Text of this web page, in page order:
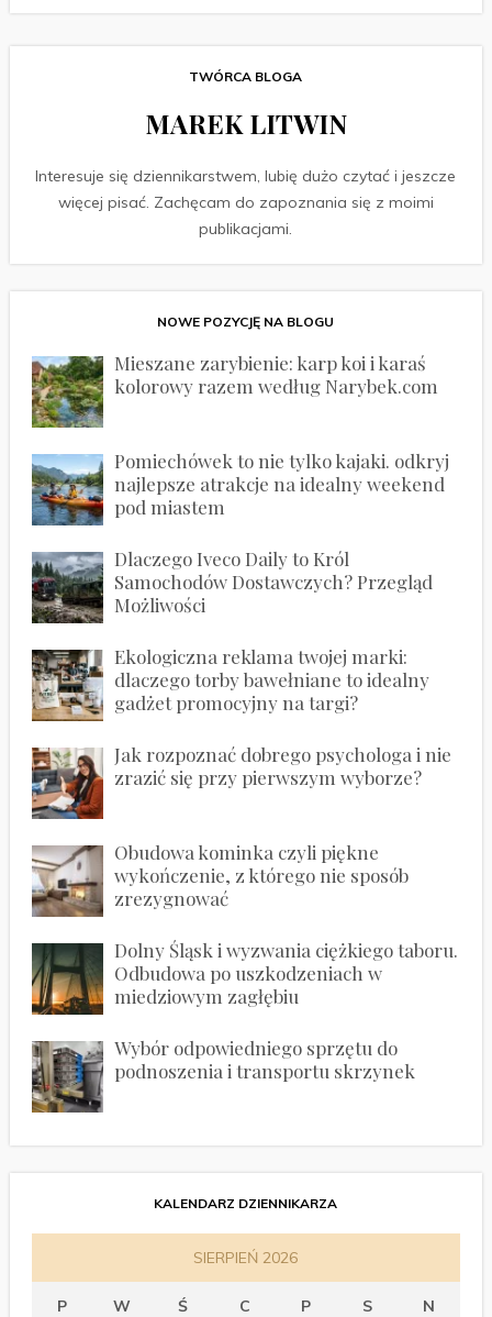
TWÓRCA BLOGA
MAREK LITWIN
Interesuje się dziennikarstwem, lubię dużo czytać i jeszcze
więcej pisać. Zachęcam do zapoznania się z moimi
publikacjami.
NOWE POZYCJĘ NA BLOGU
Mieszane zarybienie: karp koi i karaś
kolorowy razem według Narybek.com
Pomiechówek to nie tylko kajaki. odkryj
najlepsze atrakcje na idealny weekend
pod miastem
Dlaczego Iveco Daily to Król
Samochodów Dostawczych? Przegląd
Możliwości
Ekologiczna reklama twojej marki:
dlaczego torby bawełniane to idealny
gadżet promocyjny na targi?
Jak rozpoznać dobrego psychologa i nie
zrazić się przy pierwszym wyborze?
Obudowa kominka czyli piękne
wykończenie, z którego nie sposób
zrezygnować
Dolny Śląsk i wyzwania ciężkiego taboru.
Odbudowa po uszkodzeniach w
miedziowym zagłębiu
Wybór odpowiedniego sprzętu do
podnoszenia i transportu skrzynek
KALENDARZ DZIENNIKARZA
SIERPIEŃ 2026
P W Ś C P S N